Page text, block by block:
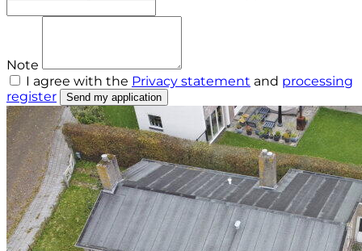
Note
I agree with the Privacy statement and processing
register
Send my application